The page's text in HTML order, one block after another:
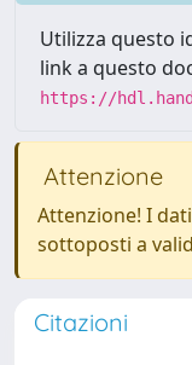
Utilizza questo
link a questo
https://
Attenzione
Attenzione! I
sottoposti a
Citazioni